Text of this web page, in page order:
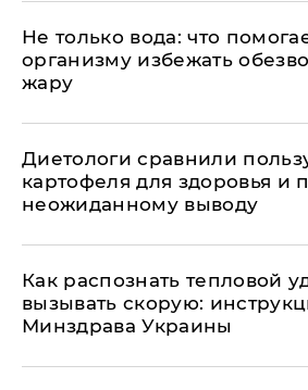
Не только вода: что
организму избежать
жару
Диетологи сравнили
картофеля для здоровья и
неожиданному выводу
Как распознать тепловой
вызывать скорую:
Минздрава Украины